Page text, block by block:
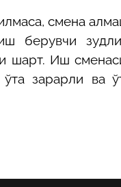
смена
берувчи
Иш
зарарли ва